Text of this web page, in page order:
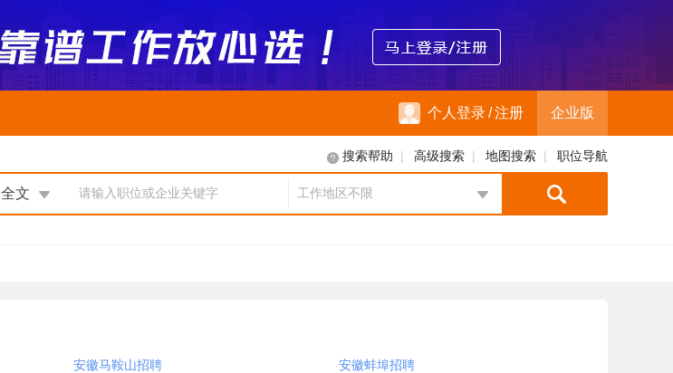
个人登录/注册 企业版
搜索帮助 | 高级搜索 | 地图搜索 | 职位导航
请输入职位或企业关键字
全文 工作地区不限
安徽马鞍山招聘 安徽蚌埠招聘